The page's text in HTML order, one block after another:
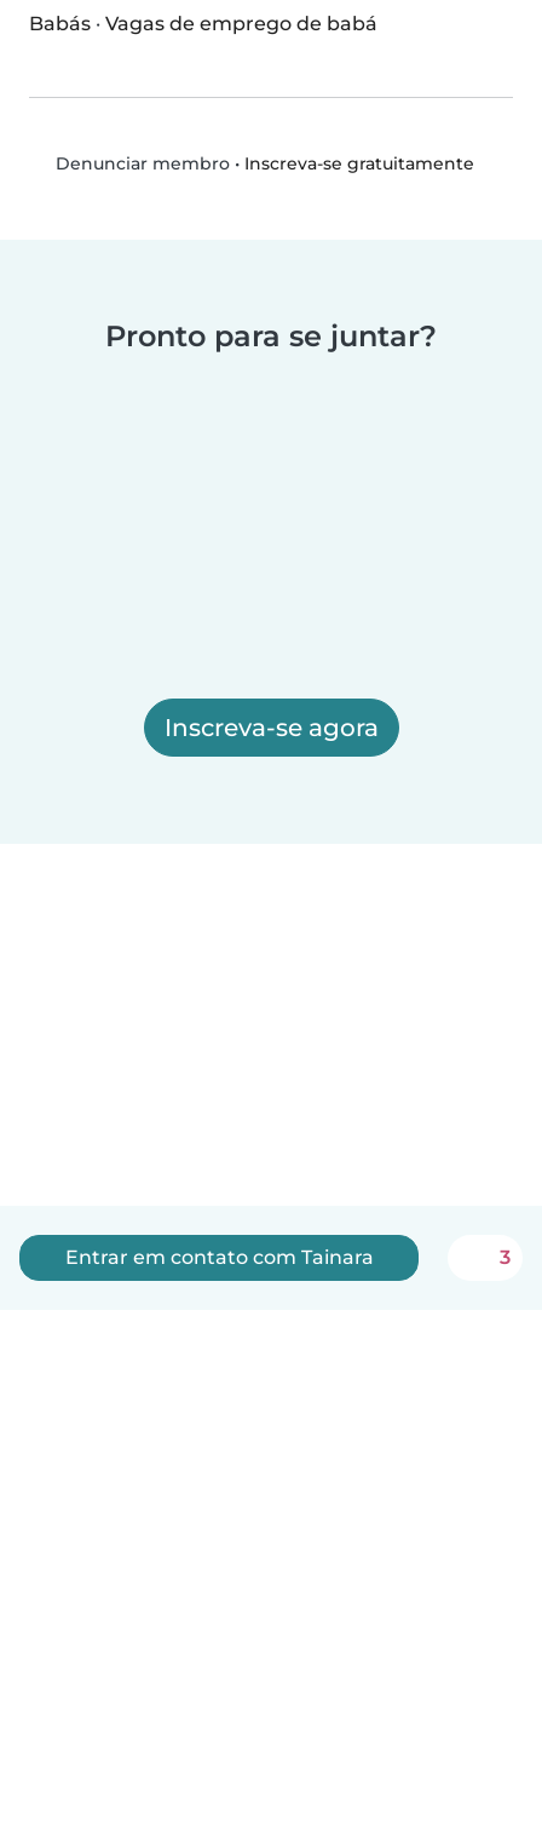
Babás · Vagas de emprego de babá
Denunciar membro• Inscreva-se gratuitamente
Pronto para se juntar?
Inscreva-se agora
Entrar em contato com Tainara 3